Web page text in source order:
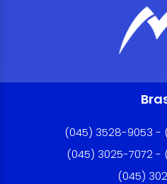
(045) 3528-9053 -
(045) 3025-7072 -
(045)